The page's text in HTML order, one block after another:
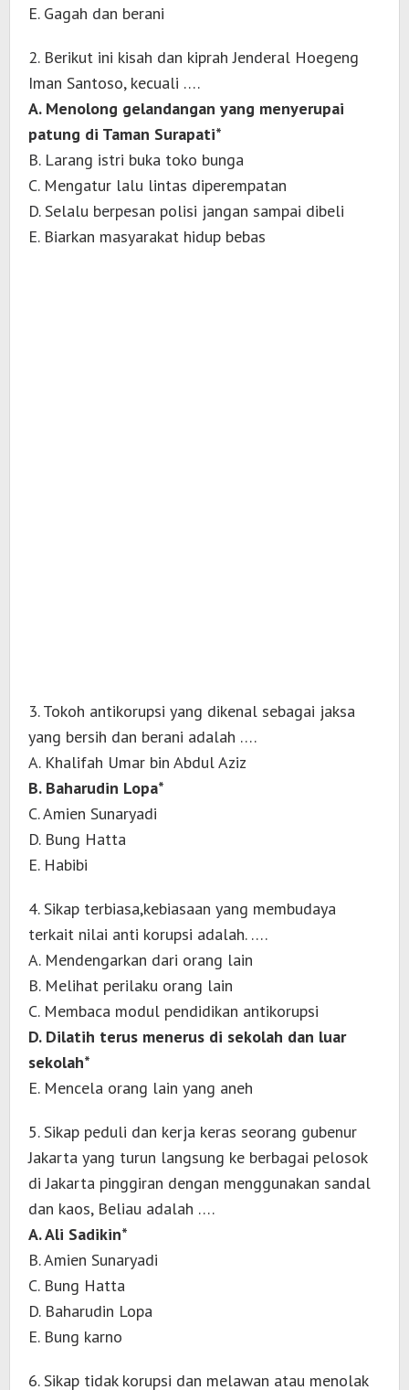
E. Gagah dan berani
2. Berikut ini kisah dan kiprah Jenderal Hoegeng
Iman Santoso, kecuali ….
A. Menolong gelandangan yang menyerupai
patung di Taman Surapati*
B. Larang istri buka toko bunga
C. Mengatur lalu lintas diperempatan
D. Selalu berpesan polisi jangan sampai dibeli
E. Biarkan masyarakat hidup bebas
3. Tokoh antikorupsi yang dikenal sebagai jaksa
yang bersih dan berani adalah ….
A. Khalifah Umar bin Abdul Aziz
B. Baharudin Lopa*
C. Amien Sunaryadi
D. Bung Hatta
E. Habibi
4. Sikap terbiasa,kebiasaan yang membudaya
terkait nilai anti korupsi adalah. ….
A. Mendengarkan dari orang lain
B. Melihat perilaku orang lain
C. Membaca modul pendidikan antikorupsi
D. Dilatih terus menerus di sekolah dan luar
sekolah*
E. Mencela orang lain yang aneh
5. Sikap peduli dan kerja keras seorang gubenur
Jakarta yang turun langsung ke berbagai pelosok
di Jakarta pinggiran dengan menggunakan sandal
dan kaos, Beliau adalah ….
A. Ali Sadikin*
B. Amien Sunaryadi
C. Bung Hatta
D. Baharudin Lopa
E. Bung karno
6. Sikap tidak korupsi dan melawan atau menolak